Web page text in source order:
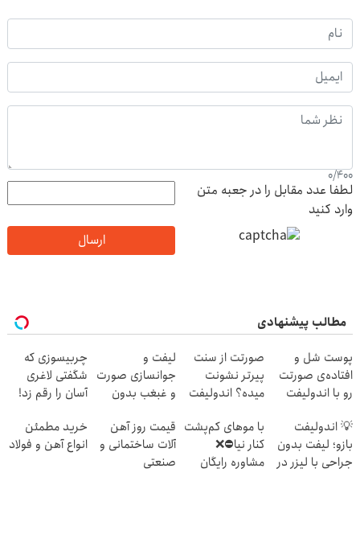
0/400
لطفا عدد مقابل را در جعبه متن
وارد کنید
ارسال
مطالب پیشنهادی
پوست شل و
افتاده‌ی صورتت
رو با اندولیفت
صورتت از سنت
پیرتر نشونت
میده؟ اندولیفت
🔰
لیفت و
جوانسازی صورت
و غبغب بدون
نقاهت ✨
چربیسوزی که
شگفتی لاغری
آسان را رقم زد!
💡 اندولیفت
بازو؛ لیفت بدون
جراحی با لیزر در
با موهای کم‌پشت
کنار نیا⛔️❌
مشاوره رایگان
قیمت روز آهن
آلات ساختمانی و
صنعتی
خرید مطمئن
انواع آهن و فولاد